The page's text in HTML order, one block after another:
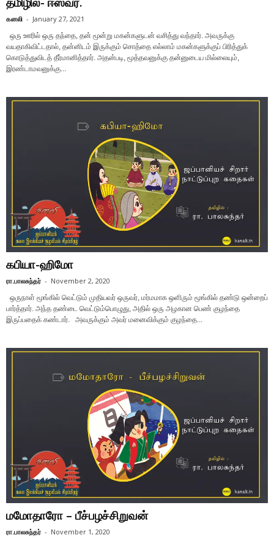
கனலி - January 27, 2021
ஒரு ஊரில் ஒரு தந்தை, தன் மூன்று மகன்களுடன் வசித்து வந்தார். அவருக்கு
வயதாகிவிட்டதால், தன்னிடம் இருக்கும் சொத்தை எல்லாம் மகன்களுக்குப் பிரித்துக்
கொடுத்துவிடத் தீர்மானித்தார். அதன்படி, மூத்தவனுக்கு தன்னுடைய மில்லையும்,
இரண்டாமவனுக்கு...
கபியா-ஹிமோ
ரா.பாலசுந்தர் - November 2, 2020
ஒருநாள் மூங்கில் வெட்டும் முதியவர் ஒருவர், மர்மமாக ஒளிரும் மூங்கில் தண்டு ஒன்றைப்
பார்த்தார். அந்த தண்டை வெட்டும்பொழுது, அதில் ஒரு அழகான பெண் குழந்தை
இருப்பதைக் கண்டார். அவருக்கும் அவர் மனைவிக்கும் குழந்தை...
மமோதாரோ – பீச்பழச்சிறுவன்
ரா.பாலசுந்தர் - November 1, 2020